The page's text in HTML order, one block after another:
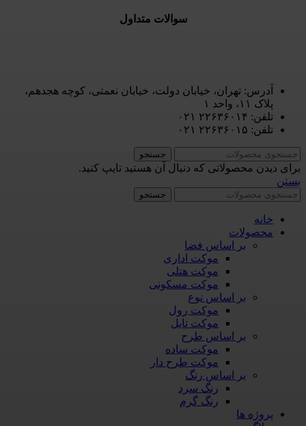
سوالات متداول
آدرس: تهران، خیابان دولت، خیابان نعمتی، کوچه هجدهم،
پلاک ۱۱، واحد ۱
تلفن: ۲۲۶۳۶۰۱۴ ۰۲۱
تلفن: ۲۲۶۳۶۰۱۵ ۰۲۱
جستجو
برای دیدن محصولاتی که دنبال آن هستید تایپ کنید.
بستن
جستجو
خانه
محصولات
بر اساس فضا
موکت اداری
موکت هتلی
موکت مسکونی
بر اساس نوع
موکت رول
موکت تایل
بر اساس طرح
موکت ساده
موکت طرح دار
بر اساس رنگ
رنگ سرد
رنگ گرم
پروژه ها